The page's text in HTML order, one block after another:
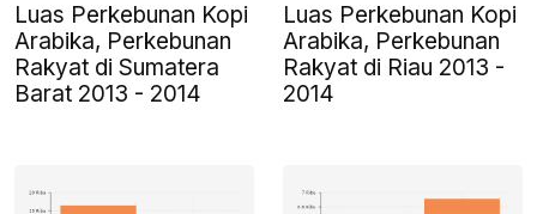
Luas Perkebunan Kopi
Arabika, Perkebunan
Rakyat di Sumatera
Barat 2013 - 2014
Luas Perkebunan Kopi
Arabika, Perkebunan
Rakyat di Riau 2013 -
2014